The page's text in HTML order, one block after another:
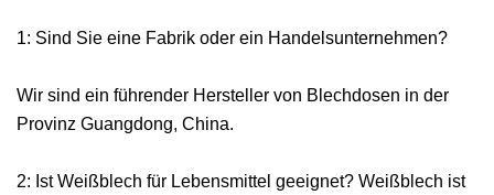
1: Sind Sie eine Fabrik oder ein Handelsunternehmen?
Wir sind ein führender Hersteller von Blechdosen in der
Provinz Guangdong, China.
2: Ist Weißblech für Lebensmittel geeignet? Weißblech ist